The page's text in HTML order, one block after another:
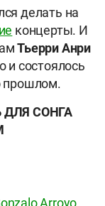
делать на
концерты. И
Тьерри Анри
и состоялось
прошлом.
ДЛЯ СОНГА
Arroyo